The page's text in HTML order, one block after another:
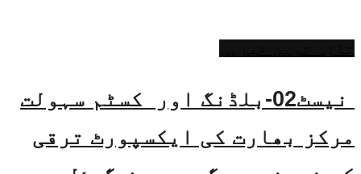
نیسٹ02-بلڈنگ اور کسٹم سہولت
مرکز بھارت کی ایکسپورٹ ترقی